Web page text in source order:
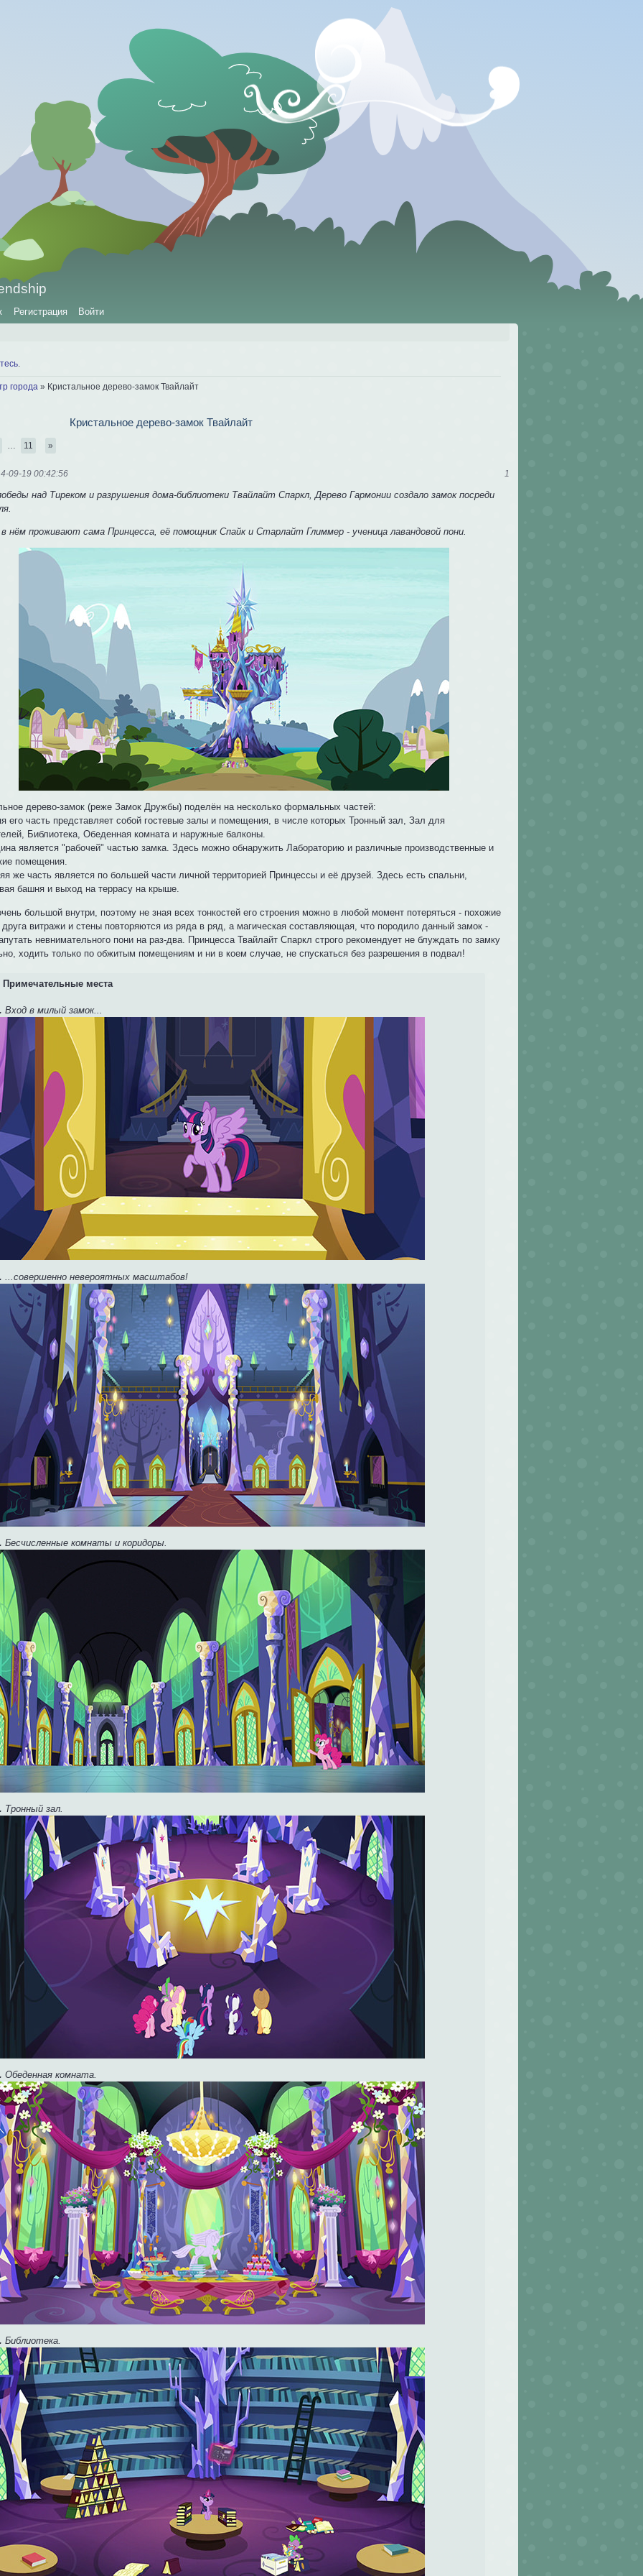
Регистрация Войти
города » Кристальное дерево-замок Твайлайт
Кристальное дерево-замок Твайлайт
11 »
1
09-19 00:42:56
над Тиреком и разрушения дома-библиотеки Твайлайт Спаркл, Дерево Гармонии создало замок посреди
нём проживают сама Принцесса, её помощник Спайк и Старлайт Глиммер - ученица лавандовой пони.
дерево-замок (реже Замок Дружбы) поделён на несколько формальных частей:
его часть представляет собой гостевые залы и помещения, в числе которых Тронный зал, Зал для
Библиотека, Обеденная комната и наружные балконы.
является "рабочей" частью замка. Здесь можно обнаружить Лабораторию и различные производственные и
помещения.
же часть является по большей части личной территорией Принцессы и её друзей. Здесь есть спальни,
башня и выход на террасу на крыше.
большой внутри, поэтому не зная всех тонкостей его строения можно в любой момент потеряться - похожие
друга витражи и стены повторяются из ряда в ряд, а магическая составляющая, что породило данный замок -
невнимательного пони на раз-два. Принцесса Твайлайт Спаркл строго рекомендует не блуждать по замку
ходить только по обжитым помещениям и ни в коем случае, не спускаться без разрешения в подвал!
Примечательные места
Вход в милый замок...
...совершенно невероятных масштабов!
Бесчисленные комнаты и коридоры.
Тронный зал.
Обеденная комната.
Библиотека.